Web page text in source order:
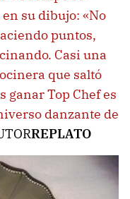
su dibujo: «No
puntos,
Casi una
que saltó
ganar Top Chef es
danzante de
REPLATO